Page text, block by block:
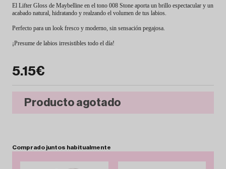
El Lifter Gloss de Maybelline en el tono 008 Stone aporta un brillo espectacular y un
acabado natural, hidratando y realzando el volumen de tus labios.
Perfecto para un look fresco y moderno, sin sensación pegajosa.
¡Presume de labios irresistibles todo el día!
5.15€
Producto agotado
Comprado juntos habitualmente